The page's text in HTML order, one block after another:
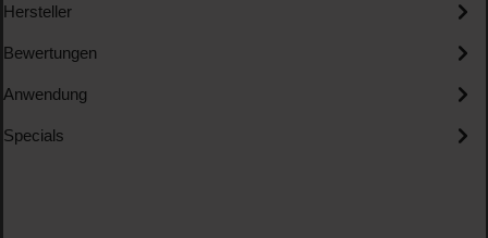
Hersteller
Bewertungen
Anwendung
Specials